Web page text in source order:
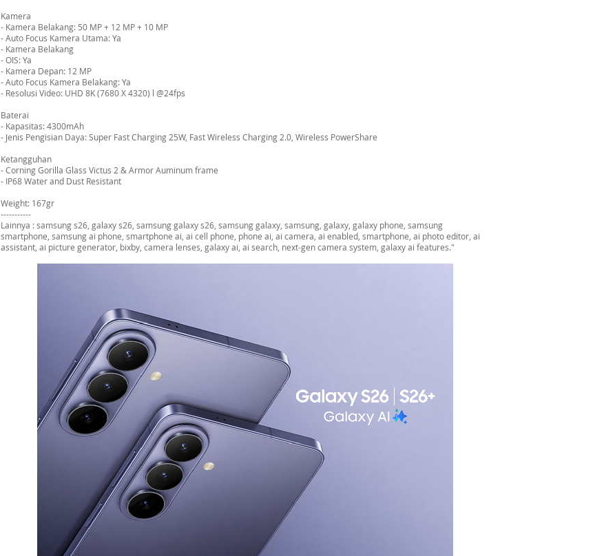
Kamera
- Kamera Belakang: 50 MP + 12 MP + 10 MP
- Auto Focus Kamera Utama: Ya
- Kamera Belakang
- OIS: Ya
- Kamera Depan: 12 MP
- Auto Focus Kamera Belakang: Ya
- Resolusi Video: UHD 8K (7680 X 4320) l @24fps
Baterai
- Kapasitas: 4300mAh
- Jenis Pengisian Daya: Super Fast Charging 25W, Fast Wireless Charging 2.0, Wireless PowerShare
Ketangguhan
- Corning Gorilla Glass Victus 2 & Armor Auminum frame
- IP68 Water and Dust Resistant
Weight: 167gr
-----------
Lainnya : samsung s26, galaxy s26, samsung galaxy s26, samsung galaxy, samsung, galaxy, galaxy phone, samsung
smartphone, samsung ai phone, smartphone ai, ai cell phone, phone ai, ai camera, ai enabled, smartphone, ai photo editor, ai
assistant, ai picture generator, bixby, camera lenses, galaxy ai, ai search, next-gen camera system, galaxy ai features."